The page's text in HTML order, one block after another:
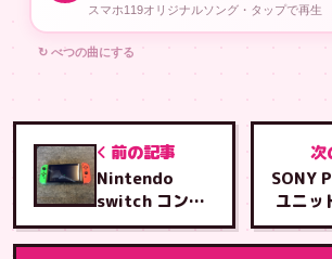
スマホ119オリジナルソング・タップで再生
↻ べつの曲にする
前の記事
Nintendo
switch コント
ローラーホルダ
ー交換修理
次
SONY
ユニッ